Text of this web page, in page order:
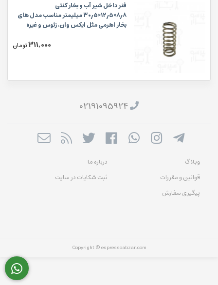
فنر داخل شیر آب و بخار کنتی
۸٫۸×۱۲٫۵×۳۰٫۵ میلیمتر مناسب مدل های
بخار اهرمی مثل ایکس وان، زئوس و غیره
311,000تومان
02191095924
وبلاگ
درباره ما
قوانین و مقررات
ثبت شکایات در سایت
پیگیری سفارش
Copyright © espressoabzar.com